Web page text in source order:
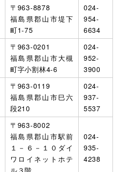
〒963-8878
福島県郡山市堤下
町1-75
024-
954-
6634
〒963-0201
福島県郡山市大槻
町字小割林4-6
024-
952-
3900
〒963-0119
福島県郡山市巳六
段210
024-
937-
5537
〒963-8002
福島県郡山市駅前
１－６－１０ダイ
ワロイネットホテ
024-
935-
4238